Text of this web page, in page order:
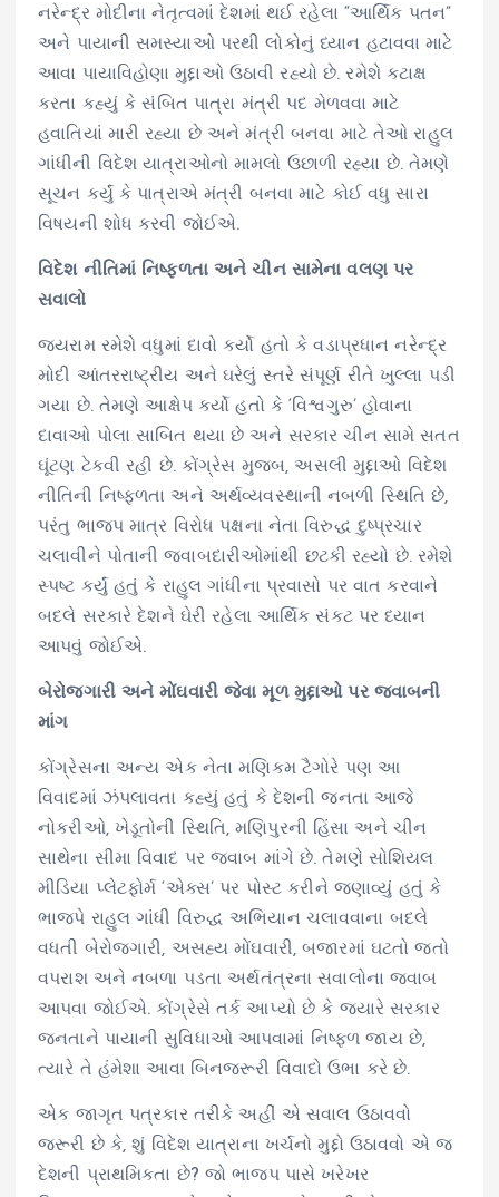
નરેન્દ્ર મોદીના નેતૃત્વમાં દેશમાં થઈ રહેલા “આર્થિક પતન”
અને પાયાની સમસ્યાઓ પરથી લોકોનું ધ્યાન હટાવવા માટે
આવા પાયાવિહોણા મુદ્દાઓ ઉઠાવી રહ્યો છે. રમેશે કટાક્ષ
કરતા કહ્યું કે સંબિત પાત્રા મંત્રી પદ મેળવવા માટે
હવાતિયાં મારી રહ્યા છે અને મંત્રી બનવા માટે તેઓ રાહુલ
ગાંધીની વિદેશ યાત્રાઓનો મામલો ઉછાળી રહ્યા છે. તેમણે
સૂચન કર્યું કે પાત્રાએ મંત્રી બનવા માટે કોઈ વધુ સારા
વિષયની શોધ કરવી જોઈએ.
વિદેશ નીતિમાં નિષ્ફળતા અને ચીન સામેના વલણ પર
સવાલો
જયરામ રમેશે વધુમાં દાવો કર્યો હતો કે વડાપ્રધાન નરેન્દ્ર
મોદી આંતરરાષ્ટ્રીય અને ઘરેલું સ્તરે સંપૂર્ણ રીતે ખુલ્લા પડી
ગયા છે. તેમણે આક્ષેપ કર્યો હતો કે ‘વિશ્વગુરુ’ હોવાના
દાવાઓ પોલા સાબિત થયા છે અને સરકાર ચીન સામે સતત
ઘૂંટણ ટેકવી રહી છે. કોંગ્રેસ મુજબ, અસલી મુદ્દાઓ વિદેશ
નીતિની નિષ્ફળતા અને અર્થવ્યવસ્થાની નબળી સ્થિતિ છે,
પરંતુ ભાજપ માત્ર વિરોધ પક્ષના નેતા વિરુદ્ધ દુષ્પ્રચાર
ચલાવીને પોતાની જવાબદારીઓમાંથી છટકી રહ્યો છે. રમેશે
સ્પષ્ટ કર્યું હતું કે રાહુલ ગાંધીના પ્રવાસો પર વાત કરવાને
બદલે સરકારે દેશને ઘેરી રહેલા આર્થિક સંકટ પર ધ્યાન
આપવું જોઈએ.
બેરોજગારી અને મોંઘવારી જેવા મૂળ મુદ્દાઓ પર જવાબની
માંગ
કોંગ્રેસના અન્ય એક નેતા મણિકમ ટૈગોરે પણ આ
વિવાદમાં ઝંપલાવતા કહ્યું હતું કે દેશની જનતા આજે
નોકરીઓ, ખેડૂતોની સ્થિતિ, મણિપુરની હિંસા અને ચીન
સાથેના સીમા વિવાદ પર જવાબ માંગે છે. તેમણે સોશિયલ
મીડિયા પ્લેટફોર્મ ‘એક્સ’ પર પોસ્ટ કરીને જણાવ્યું હતું કે
ભાજપે રાહુલ ગાંધી વિરુદ્ધ અભિયાન ચલાવવાના બદલે
વધતી બેરોજગારી, અસહ્ય મોંઘવારી, બજારમાં ઘટતો જતો
વપરાશ અને નબળા પડતા અર્થતંત્રના સવાલોના જવાબ
આપવા જોઈએ. કોંગ્રેસે તર્ક આપ્યો છે કે જ્યારે સરકાર
જનતાને પાયાની સુવિધાઓ આપવામાં નિષ્ફળ જાય છે,
ત્યારે તે હંમેશા આવા બિનજરૂરી વિવાદો ઉભા કરે છે.
એક જાગૃત પત્રકાર તરીકે અહીં એ સવાલ ઉઠાવવો
જરૂરી છે કે, શું વિદેશ યાત્રાના ખર્ચનો મુદ્દો ઉઠાવવો એ જ
દેશની પ્રાથમિકતા છે? જો ભાજપ પાસે ખરેખર